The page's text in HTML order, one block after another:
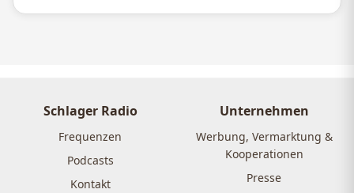
Schlager Radio
Frequenzen
Podcasts
Kontakt
Unternehmen
Werbung, Vermarktung &
Kooperationen
Presse